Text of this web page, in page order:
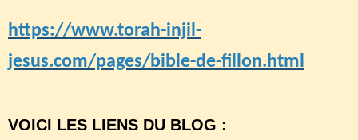
https://www.torah-injil-
jesus.com/pages/bible-de-fillon.html
VOICI LES LIENS DU BLOG :